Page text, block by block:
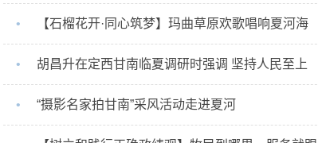
• 【石榴花开·同心筑梦】玛曲草原欢歌唱响夏河海
• 胡昌升在定西甘南临夏调研时强调 坚持人民至上
• “摄影名家拍甘南”采风活动走进夏河